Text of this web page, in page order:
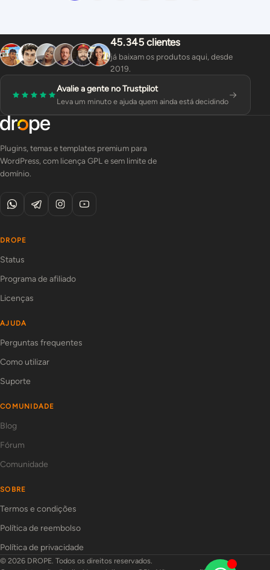
45.345 clientes
já baixam os produtos aqui, desde
2019.
Avalie a gente no Trustpilot
Leva um minuto e ajuda quem ainda está decidindo
Plugins, temas e templates premium para
WordPress, com licença GPL e sem limite de
domínio.
DROPE
Status
Programa de afiliado
Licenças
AJUDA
Perguntas frequentes
Como utilizar
Suporte
COMUNIDADE
Blog
Fórum
Comunidade
SOBRE
Termos e condições
Política de reembolso
Política de privacidade
© 2026 DROPE. Todos os direitos reservados.